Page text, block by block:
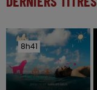
8h41
8h41